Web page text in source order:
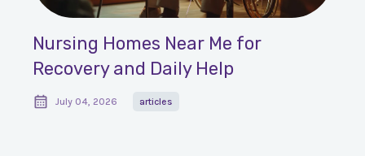
Care Near Me for Seniors: When Is It